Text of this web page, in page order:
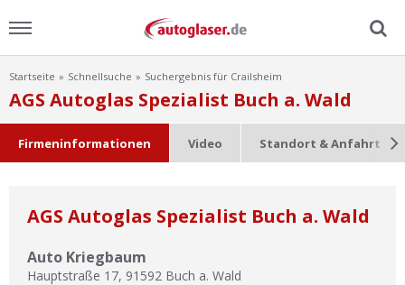
Menu
Home
Ratgeber
Scheibensuche
Startseite Schnellsuche Suchergebnis für Crailsheim
AGS Autoglas Spezialist Buch a. Wald
Firmeninformationen Video Standort & Anfahrt
AGS Autoglas Spezialist Buch a. Wald
Auto Kriegbaum
Hauptstraße 17, 91592 Buch a. Wald